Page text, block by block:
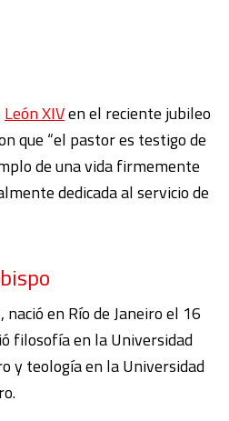
León XIVen el reciente jubileo
que “el pastor es testigo de
de una vida firmemente
dedicada al servicio de
nació en Río de Janeiro el 16
filosofía en la Universidad
y teología en la Universidad